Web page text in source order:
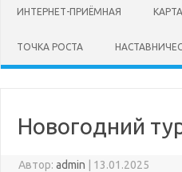
ИНТЕРНЕТ-ПРИЁМНАЯ
ТОЧКА РОСТА
Новогодний
Автор:admin 13.01.2025